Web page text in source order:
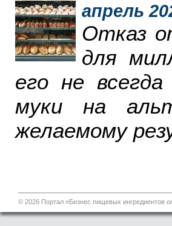
апрель
Отказ
для
его не
муки на
желаемому
© 2026 Портал «Бизнес пищевых ингредиентов